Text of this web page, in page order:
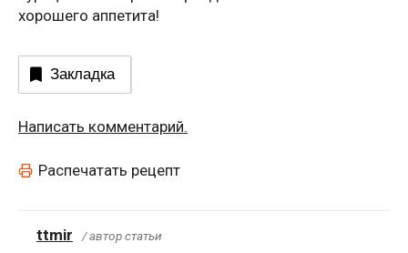
хорошего аппетита!
Закладка
Написать комментарий.
Распечатать рецепт
ttmir / автор статьи